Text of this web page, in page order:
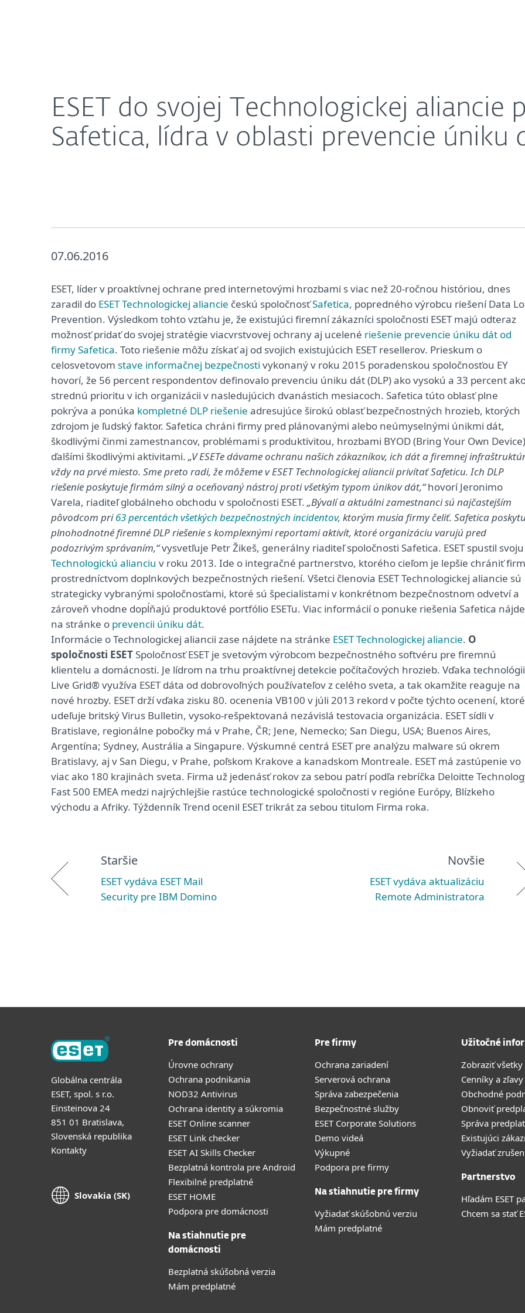
ESET do svojej Technologickej aliancie
Safetica, lídra v oblasti prevencie úniku
07.06.2016
ESET, líder v proaktívnej ochrane pred internetovými hrozbami s viac než 20-ročnou históriou, dnes
zaradil do ESET Technologickej aliancie českú spoločnosťSafetica, popredného výrobcu riešení Data
Prevention. Výsledkom tohto vzťahu je, že existujúci firemní zákazníci spoločnosti ESET majú odteraz
možnosť pridať do svojej stratégie viacvrstvovej ochrany aj ucelené riešenie prevencie úniku dát od
firmy Safetica. Toto riešenie môžu získať aj od svojich existujúcich ESET resellerov. Prieskum o
celosvetovom stave informačnej bezpečnosti vykonaný v roku 2015 poradenskou spoločnosťou EY
hovorí, že 56 percent respondentov definovalo prevenciu úniku dát (DLP) ako vysokú a 33 percent
strednú prioritu v ich organizácii v nasledujúcich dvanástich mesiacoch. Safetica túto oblasť plne
pokrýva a ponúka kompletné DLP riešenie adresujúce širokú oblasť bezpečnostných hrozieb, ktorých
zdrojom je ľudský faktor. Safetica chráni firmy pred plánovanými alebo neúmyselnými únikmi dát,
škodlivými činmi zamestnancov, problémami s produktivitou, hrozbami BYOD (Bring Your Own
ďalšími škodlivými aktivitami. „V ESETe dávame ochranu našich zákazníkov, ich dát a firemnej
vždy na prvé miesto. Sme preto radi, že môžeme v ESET Technologickej aliancii privítať Safeticu. Ich DLP
riešenie poskytuje firmám silný a oceňovaný nástroj proti všetkým typom únikov dát,“hovorí Jeronimo
Varela, riaditeľ globálneho obchodu v spoločnosti ESET. „Bývalí a aktuálni zamestnanci sú najčastejším
pôvodcom pri63 percentách všetkých bezpečnostných incidentov, ktorým musia firmy čeliť. Safetica
plnohodnotné firemné DLP riešenie s komplexnými reportami aktivít, ktoré organizáciu varujú pred
podozrivým správaním,“vysvetľuje Petr Žikeš, generálny riaditeľ spoločnosti Safetica. ESET spustil svoju
Technologickú alianciu v roku 2013. Ide o integračné partnerstvo, ktorého cieľom je lepšie chrániť
prostredníctvom doplnkových bezpečnostných riešení. Všetci členovia ESET Technologickej aliancie sú
strategicky vybranými spoločnosťami, ktoré sú špecialistami v konkrétnom bezpečnostnom odvetví a
zároveň vhodne dopĺňajú produktové portfólio ESETu. Viac informácií o ponuke riešenia Safetica
na stránke o prevencii úniku dát.
Informácie o Technologickej aliancii zase nájdete na stránke ESET Technologickej aliancie. O
spoločnosti ESET Spoločnosť ESET je svetovým výrobcom bezpečnostného softvéru pre firemnú
klientelu a domácnosti. Je lídrom na trhu proaktívnej detekcie počítačových hrozieb. Vďaka technológii
Live Grid® využíva ESET dáta od dobrovoľných používateľov z celého sveta, a tak okamžite reaguje na
nové hrozby. ESET drží vďaka zisku 80. ocenenia VB100 v júli 2013 rekord v počte týchto ocenení, ktoré
udeľuje britský Virus Bulletin, vysoko-rešpektovaná nezávislá testovacia organizácia. ESET sídli v
Bratislave, regionálne pobočky má v Prahe, ČR; Jene, Nemecko; San Diegu, USA; Buenos Aires,
Argentína; Sydney, Austrália a Singapure. Výskumné centrá ESET pre analýzu malware sú okrem
Bratislavy, aj v San Diegu, v Prahe, poľskom Krakove a kanadskom Montreale. ESET má zastúpenie vo
viac ako 180 krajinách sveta. Firma už jedenásť rokov za sebou patrí podľa rebríčka Deloitte
Fast 500 EMEA medzi najrýchlejšie rastúce technologické spoločnosti v regióne Európy, Blízkeho
východu a Afriky. Týždenník Trend ocenil ESET trikrát za sebou titulom Firma roka.
Staršie
ESET vydáva ESET Mail
Security pre IBM Domino
Novšie
ESET vydáva aktualizáciu
Remote Administratora
Globálna centrála
ESET, spol. s r.o.
Einsteinova 24
851 01 Bratislava,
Slovenská republika
Kontakty
Slovakia (SK)
Pre domácnosti
Úrovne ochrany
Ochrana podnikania
NOD32 Antivirus
Ochrana identity a súkromia
ESET Online scanner
ESET Link checker
ESET AI Skills Checker
Bezplatná kontrola pre Android
Flexibilné predplatné
ESET HOME
Podpora pre domácnosti
Na stiahnutie pre
domácnosti
Bezplatná skúšobná verzia
Mám predplatné
Pre firmy
Ochrana zariadení
Serverová ochrana
Správa zabezpečenia
Bezpečnostné služby
ESET Corporate Solutions
Demo videá
Výkupné
Podpora pre firmy
Na stiahnutie pre firmy
Vyžiadať skúšobnú verziu
Mám predplatné
Užitočné
Zobraziť
Cenníky a zľavy
Obchodné
Obnoviť
Správa
Existujúci
Vyžiadať
Partnerstvo
Hľadám ESET
Chcem sa stať